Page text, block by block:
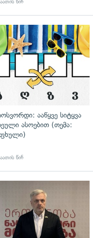
წინ
ააწყვე სიტყვა
ასოებით (თემა:
წინ